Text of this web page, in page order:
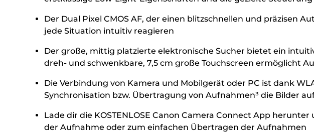
Der Dual Pixel CMOS AF, der einen blitzschnellen und präzisen
jede Situation intuitiv reagieren
Der große, mittig platzierte elektronische Sucher bietet ein
dreh- und schwenkbare, 7,5 cm große Touchscreen ermöglicht
Die Verbindung von Kamera und Mobilgerät oder PC ist dank
Synchronisation bzw. Übertragung von Aufnahmen³ die Bilder
Lade dir die KOSTENLOSE Canon Camera Connect App
der Aufnahme oder zum einfachen Übertragen der Aufnahmen